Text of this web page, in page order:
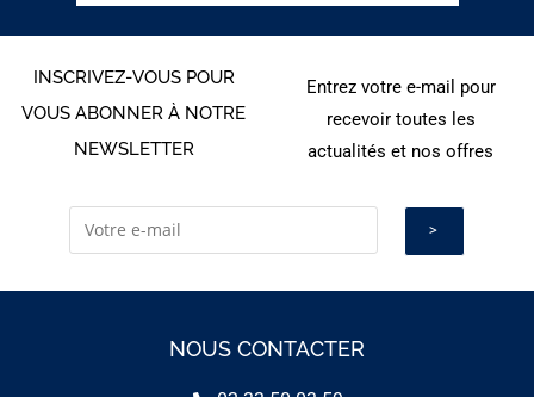
INSCRIVEZ-VOUS POUR
VOUS ABONNER À NOTRE
NEWSLETTER
Entrez votre e-mail pour
recevoir toutes les
actualités et nos offres
NOUS CONTACTER